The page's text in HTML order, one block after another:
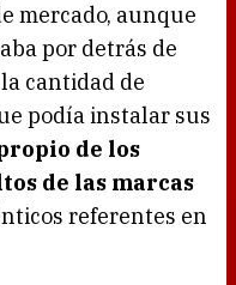
mercado, aunque
por detrás de
cantidad de
podía instalar sus
de los
de las marcas
referentes en